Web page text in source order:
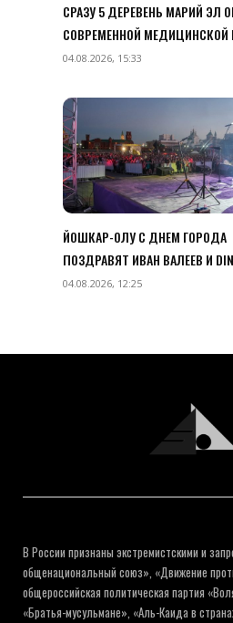
СРАЗУ 5 ДЕРЕВЕНЬ МАРИЙ ЭЛ
СОВРЕМЕННОЙ
04.08.2026, 15:33
ЙОШКАР-ОЛУ С ДНЕМ ГОРОДА
ПОЗДРАВЯТ ИВАН ВАЛЕЕВ И
04.08.2026, 12:25
В России признаны экстремистскими и
общенациональный союз», «Движение
общероссийская политическая партия
«Братья-мусульмане», «Аль-Каида в